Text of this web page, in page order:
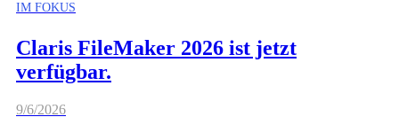
IM FOKUS
Claris FileMaker 2026 ist jetzt
verfügbar.
9/6/2026